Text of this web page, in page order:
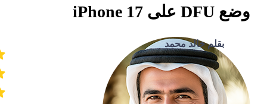
وضع DFU على iPhone 17
بقلم خالد محمد